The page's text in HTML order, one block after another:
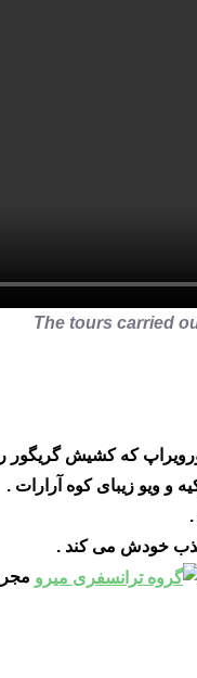
که کشیش گریگور
و ویو زیبای کوه آرارات .
خودش می کند .